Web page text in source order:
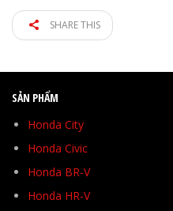
SHARE THIS
SẢN PHẨM
Honda City
Honda Civic
Honda BR-V
Honda HR-V